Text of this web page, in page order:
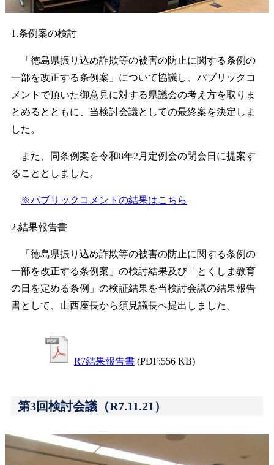
1.条例案の検討
「徳島県振り込め詐欺等の被害の防止に関する条例の
一部を改正する条例案」について協議し、パブリックコ
メントで頂いた御意見に対する県議会の考え方を取りま
とめるとともに、当検討会議としての最終案を決定しま
した。
また、同条例案を令和8年2月定例会の閉会日に提案す
ることとしました。
※パブリックコメントの結果はこちら
2.結果報告書
「徳島県振り込め詐欺等の被害の防止に関する条例の
一部を改正する条例案」の検討結果及び「とくしま教育
の日を定める条例」の検証結果を当検討会議の結果報告
書として、山西座長から須見議長へ提出しました。
R7結果報告書 (PDF:556 KB)
第3回検討会議（R7.11.21）